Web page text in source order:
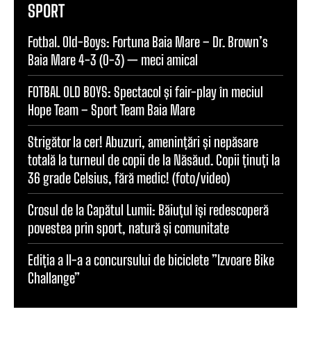
SPORT
Fotbal. Old-Boys: Fortuna Baia Mare – Dr. Brown’s
Baia Mare 4-3 (0-3) — meci amical
FOTBAL OLD BOYS: Spectacol și fair-play în meciul
Hope Team – Sport Team Baia Mare
Strigător la cer! Abuzuri, amenințări și nepăsare
totală la turneul de copii de la Năsăud. Copii ținuți la
36 grade Celsius, fără medic! (foto/video)
Crosul de la Capătul Lumii: Băiuțul își redescoperă
povestea prin sport, natură și comunitate
Ediția a II-a a concursului de biciclete ”Izvoare Bike
Challange”